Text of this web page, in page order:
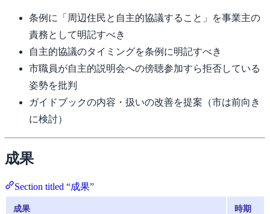
条例に「周辺住民と自主的協議すること」を事業主の
責務として明記すべき
自主的協議のタイミングを条例に明記すべき
市職員が自主的説明会への傍聴参加すら拒否している
姿勢を批判
ガイドブックの内容・扱いの改善を提案（市は前向き
に検討）
成果
Section titled “成果”
成果 時期